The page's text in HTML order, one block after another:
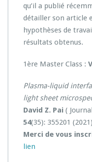
qu’il a publié
détailler son article
hypothèses de
résultats obtenus.
1ère Master Class :
Plasma-liquid
light sheet
David Z. Pai (
54(35): 355201
Merci de vous
lien